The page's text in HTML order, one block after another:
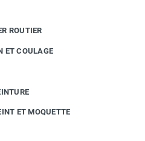
ROUTIER
ET COULAGE
ET MOQUETTE